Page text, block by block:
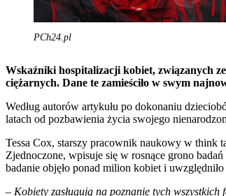
PCh24.pl
Wskaźniki hospitalizacji kobiet, związanych
ciężarnych. Dane te zamieściło w swym
Według autorów artykułu po dokonaniu
latach od pozbawienia życia swojego
Tessa Cox, starszy pracownik naukowy w think
Zjednoczone, wpisuje się w rosnące grono
badanie objęło ponad milion kobiet i
– Kobiety zasługują na poznanie tych